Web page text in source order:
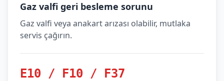
Gaz valfi geri besleme sorunu
Gaz valfi veya anakart arızası olabilir, mutlaka
servis çağırın.
E10 / F10 / F37